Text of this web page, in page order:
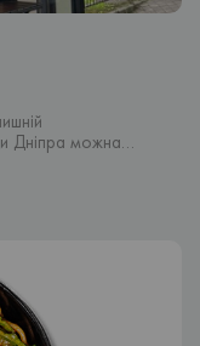
Дніпра можна